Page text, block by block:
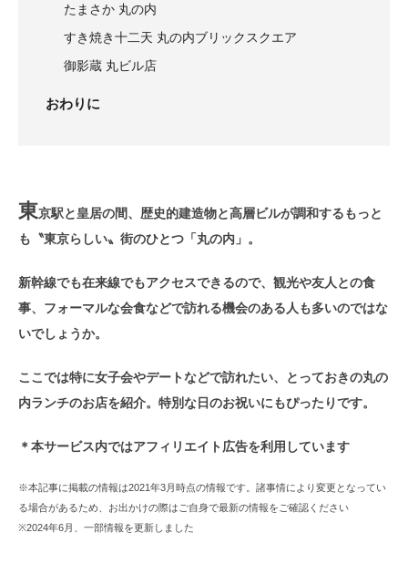
たまさか 丸の内
すき焼き十二天 丸の内ブリックスクエア
御影蔵 丸ビル店
おわりに
東京駅と皇居の間、歴史的建造物と高層ビルが調和するもっと
も〝東京らしい〟街のひとつ「丸の内」。
新幹線でも在来線でもアクセスできるので、観光や友人との食
事、フォーマルな会食などで訪れる機会のある人も多いのではな
いでしょうか。
ここでは特に女子会やデートなどで訪れたい、とっておきの丸の
内ランチのお店を紹介。特別な日のお祝いにもぴったりです。
＊本サービス内ではアフィリエイト広告を利用しています
※本記事に掲載の情報は2021年3月時点の情報です。諸事情により変更となってい
る場合があるため、お出かけの際はご自身で最新の情報をご確認ください
※2024年6月、一部情報を更新しました